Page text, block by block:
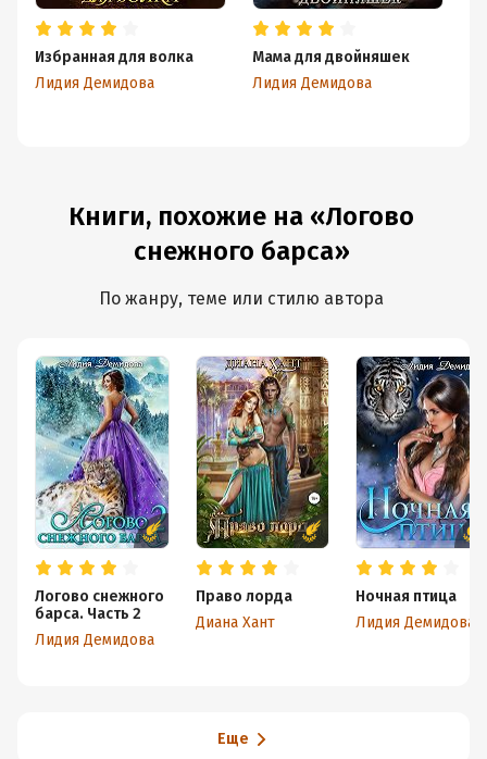
Избранная для волка
Лидия Демидова
Мама для двойняшек
Лидия Демидова
Книги, похожие на «Логово
снежного барса»
По жанру, теме или стилю автора
Логово снежного
барса. Часть 2
Лидия Демидова
Право лорда
Диана Хант
Ночная птица
Лидия Демидова
Еще